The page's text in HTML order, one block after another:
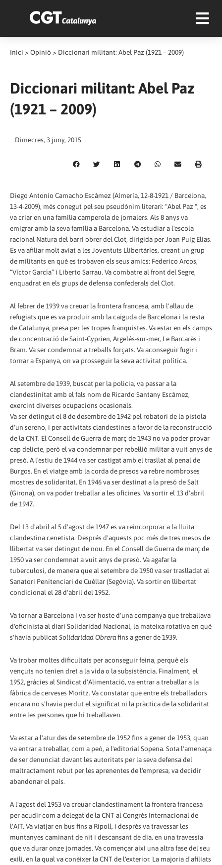
Inici > Opinió > Diccionari militant: Abel Paz (1921 – 2009)
Diccionari militant: Abel Paz
(1921 – 2009)
Dimecres, 3 juny, 2015
Diego Antonio Camacho Escámez (Almería, 12-8-1921 / Barcelona,
13-4-2009), més conegut pel seu pseudònim literari: "Abel Paz ", es
va criar en una família camperola de jornalers. Als 8 anys va
emigrar amb la seva família a Barcelona. Va estudiar a l'escola
racional Natura del barri obrer del Clot, dirigida per Joan Puig Elias.
Es va afiliar molt aviat a les Joventuts Llibertàries, creant un grup
de militants en què es trobaven els seus amics: Federico Arcos,
“Víctor García” i Liberto Sarrau. Va combatre al front del Segre,
enquadrat en els grups de defensa confederals del Clot.
Al febrer de 1939 va creuar la frontera francesa, amb l'allau de
refugiats que es va produir amb la caiguda de Barcelona i la resta
de Catalunya, presa per les tropes franquistes. Va estar en els camps
de concentració de Saint-Cyprien, Argelés-sur-mer, Le Barcarès i
Bram. Va ser condemnat a treballs forçats. Va aconseguir fugir i
tornar a Espanya, on va prosseguir la seva activitat política.
Al setembre de 1939, buscat per la policia, va passar a la
clandestinitat amb el fals nom de Ricardo Santany Escámez,
exercint diverses ocupacions ocasionals.
Va ser detingut el 8 de desembre de 1942 pel robatori de la pistola
d'un sereno, i per activitats clandestines a favor de la reconstrucció
de la CNT. El Consell de Guerra de març de 1943 no va poder provar
cap delicte, però el va condemnar per rebel·lió militar a vuit anys de
presó. A l'estiu de 1944 va ser castigat amb el trasllat al penal de
Burgos. En el viatge amb la corda de presos va rebre nombroses
mostres de solidaritat. En 1946 va ser destinat a la presó de Salt
(Girona), on va poder treballar a les oficines. Va sortir el 13 d'abril
de 1947.
Del 13 d'abril al 5 d'agost de 1947 es va reincorporar a la lluita
clandestina cenetista. Després d'aquests poc més de tres mesos de
llibertat va ser detingut de nou. En el Consell de Guerra de març de
1950 va ser condemnat a vuit anys de presó. Va agafar la
tuberculosi, de manera que al setembre de 1950 va ser traslladat al
Sanatori Penitenciari de Cuéllar (Segòvia). Va sortir en llibertat
condicional el 28 d'abril del 1952.
Va tornar a Barcelona i va ser hoste d'una companya que treballava
d'oficinista al diari Solidaridad Nacional, la mateixa rotativa en què
s'havia publicat Solidaridad Obrerafins a gener de 1939.
Va trobar moltes dificultats per aconseguir feina, perquè els
vençuts no tenien dret a la vida o la subsistència. Finalment, el
1952, gràcies al Sindicat d'Alimentació, va entrar a treballar a la
fàbrica de cerveses Moritz. Va constatar que entre els treballadors
encara no s'havia perdut el significat ni la pràctica de la solidaritat
entre les persones que hi treballaven.
Va estar a l'atur des de setembre de 1952 fins a gener de 1953, quan
va entrar a treballar, com a peó, a l'editorial Sopena. Sota l'amenaça
de ser denunciat davant les autoritats per la seva defensa del
maltractament rebut per les aprenentes de l'empresa, va decidir
abandonar el país.
A l'agost del 1953 va creuar clandestinament la frontera francesa
per acudir com a delegat de la CNT al Congrés Internacional de
l'AIT. Va viatjar en bus fins a Ripoll, i després va travessar les
muntanyes caminant de nit i descansant de dia, en una travessia
que va durar onze jornades. Va començar així una altra fase del seu
exili, en la qual va conèixer la CNT de l'exterior. La majoria d'afiliats